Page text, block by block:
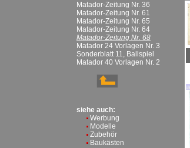
Matador-Zeitung Nr. 36
Matador-Zeitung Nr. 61
Matador-Zeitung Nr. 65
Matador-Zeitung Nr. 64
Matador-Zeitung Nr. 68
Matador 24 Vorlagen Nr. 3
Sonderblatt 11, Ballspiel
Matador 40 Vorlagen Nr. 2
siehe auch:
Werbung
Modelle
Zubehör
Baukästen